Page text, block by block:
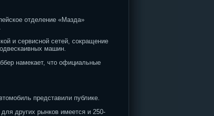
отделение «Мазда»
и сервисной сетей, сокращение
машин.
намекает, что официальные
представили публике.
других рынков имеется и 250-